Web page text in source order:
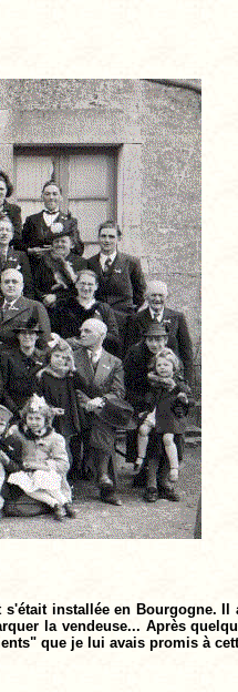
installée en Bourgogne.
la vendeuse... Après
que je lui avais promis à